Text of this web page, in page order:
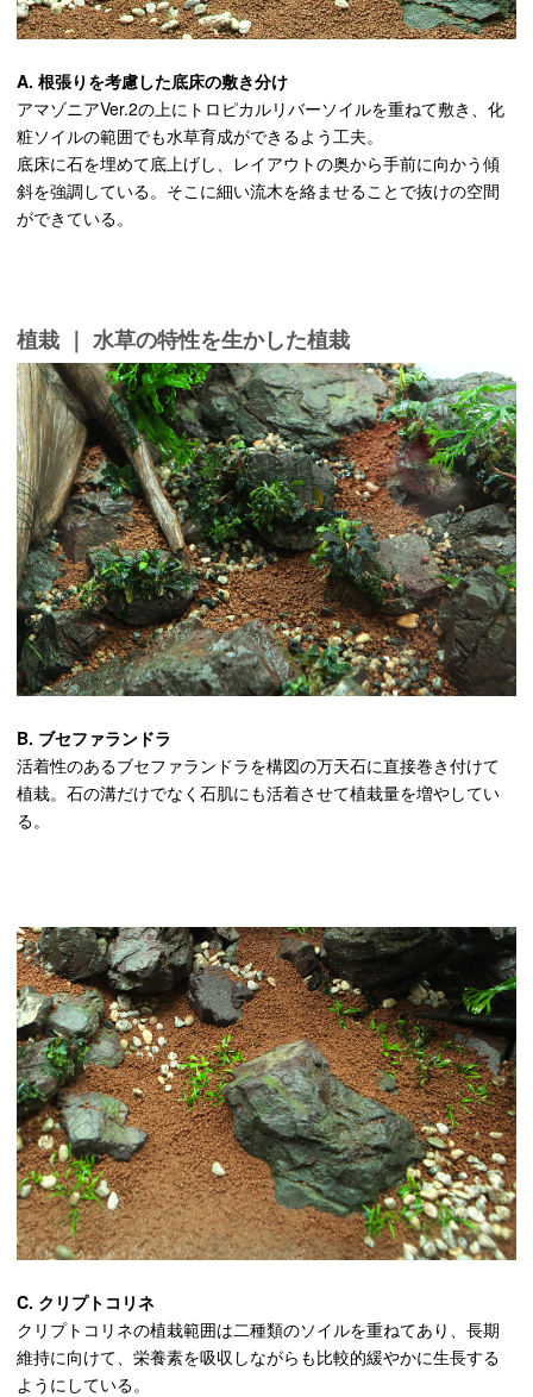
A. 根張りを考慮した底床の敷き分け
アマゾニアVer.2の上にトロピカルリバーソイルを重ねて敷き、化
粧ソイルの範囲でも水草育成ができるよう工夫。
底床に石を埋めて底上げし、レイアウトの奥から手前に向かう傾
斜を強調している。そこに細い流木を絡ませることで抜けの空間
ができている。
植栽 ｜ 水草の特性を生かした植栽
B. ブセファランドラ
活着性のあるブセファランドラを構図の万天石に直接巻き付けて
植栽。石の溝だけでなく石肌にも活着させて植栽量を増やしてい
る。
C. クリプトコリネ
クリプトコリネの植栽範囲は二種類のソイルを重ねてあり、長期
維持に向けて、栄養素を吸収しながらも比較的緩やかに生長する
ようにしている。